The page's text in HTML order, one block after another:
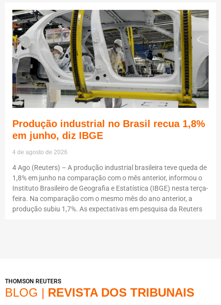
Produção industrial no Brasil recua 1,8%
em junho, diz IBGE
4 de agosto de 2026
4 Ago (Reuters) – A produção industrial brasileira teve queda de
1,8% em junho na comparação com o mês anterior, informou o
Instituto Brasileiro de Geografia e Estatística (IBGE) nesta terça-
feira. Na comparação com o mesmo mês do ano anterior, a
produção subiu 1,7%. As expectativas em pesquisa da Reuters
THOMSON REUTERS
BLOG | REVISTA DOS TRIBUNAIS